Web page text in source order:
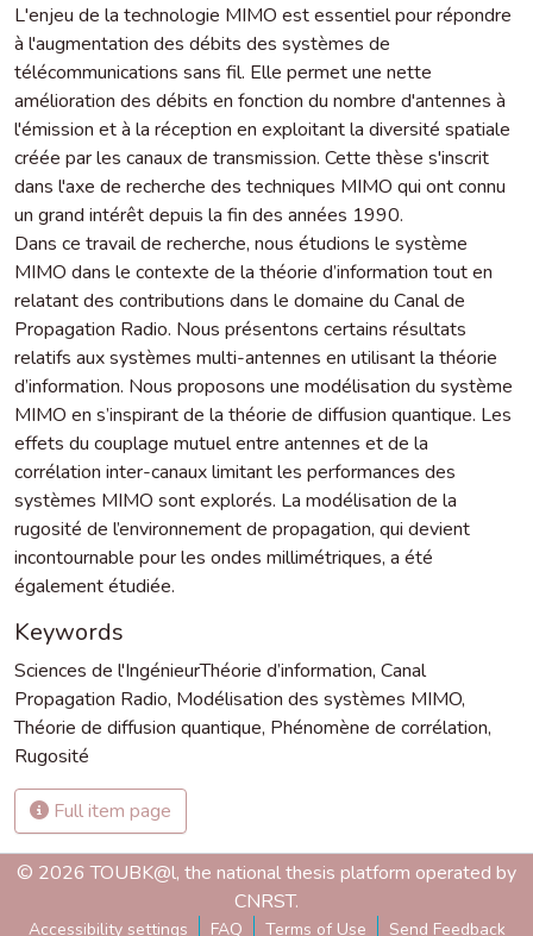
L'enjeu de la technologie MIMO est essentiel pour répondre
à l'augmentation des débits des systèmes de
télécommunications sans fil. Elle permet une nette
amélioration des débits en fonction du nombre d'antennes à
l'émission et à la réception en exploitant la diversité spatiale
créée par les canaux de transmission. Cette thèse s'inscrit
dans l'axe de recherche des techniques MIMO qui ont connu
un grand intérêt depuis la fin des années 1990.
Dans ce travail de recherche, nous étudions le système
MIMO dans le contexte de la théorie d’information tout en
relatant des contributions dans le domaine du Canal de
Propagation Radio. Nous présentons certains résultats
relatifs aux systèmes multi-antennes en utilisant la théorie
d’information. Nous proposons une modélisation du système
MIMO en s’inspirant de la théorie de diffusion quantique. Les
effets du couplage mutuel entre antennes et de la
corrélation inter-canaux limitant les performances des
systèmes MIMO sont explorés. La modélisation de la
rugosité de l’environnement de propagation, qui devient
incontournable pour les ondes millimétriques, a été
également étudiée.
Keywords
Sciences de l'IngénieurThéorie d’information, Canal
Propagation Radio, Modélisation des systèmes MIMO,
Théorie de diffusion quantique, Phénomène de corrélation,
Rugosité
Full item page
© 2026 TOUBK@l, the national thesis platform operated by
CNRST.
Accessibility settings FAQ Terms of Use Send Feedback